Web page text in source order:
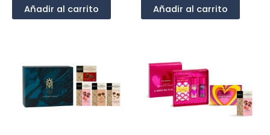
Añadir al carrito Añadir al carrito